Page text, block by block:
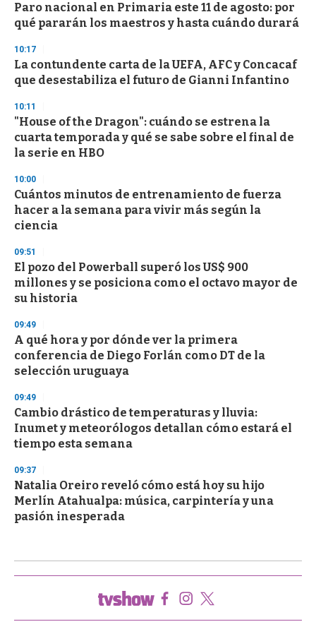
s
o
f
3
s
c
n
d
Paro nacional en Primaria este 11 de agosto: por
qué pararán los maestros y hasta cuándo durará
10:17
La contundente carta de la UEFA, AFC y Concacaf
que desestabiliza el futuro de Gianni Infantino
10:11
"House of the Dragon": cuándo se estrena la
cuarta temporada y qué se sabe sobre el final de
la serie en HBO
10:00
Cuántos minutos de entrenamiento de fuerza
hacer a la semana para vivir más según la
ciencia
09:51
El pozo del Powerball superó los US$ 900
millones y se posiciona como el octavo mayor de
su historia
09:49
A qué hora y por dónde ver la primera
conferencia de Diego Forlán como DT de la
selección uruguaya
09:49
Cambio drástico de temperaturas y lluvia:
Inumet y meteorólogos detallan cómo estará el
tiempo esta semana
09:37
Natalia Oreiro reveló cómo está hoy su hijo
Merlín Atahualpa: música, carpintería y una
pasión inesperada